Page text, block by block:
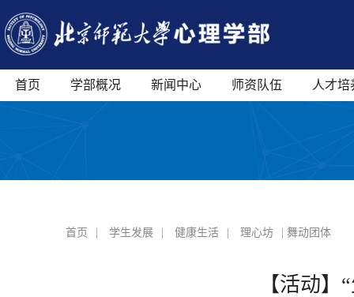
首页 学部概况 新闻中心 师资队伍 人才培
首页 学生发展 健康生活 理心坊 | 舞动团体
【活动